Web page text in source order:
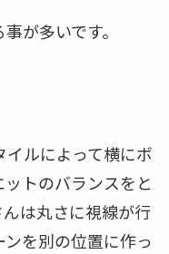
が多いです。
ルによって横にボ
トのバランスをと
は丸さに視線が行
を別の位置に作っ